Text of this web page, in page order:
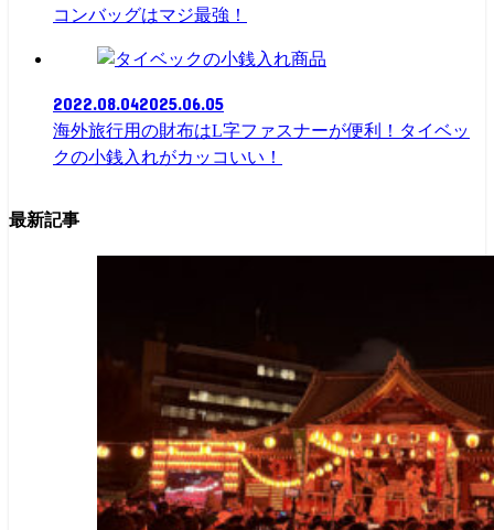
コンバッグはマジ最強！
商品
2022.08.042025.06.05
海外旅行用の財布はL字ファスナーが便利！タイベッ
クの小銭入れがカッコいい！
最新記事